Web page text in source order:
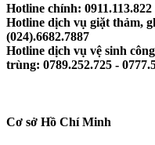
Hotline chính: 0911.113.822
Hotline dịch vụ giặt thảm,
(024).6682.7887
Hotline dịch vụ vệ sinh
trùng: 0789.252.725 -
Cơ sở Hồ Chí Minh